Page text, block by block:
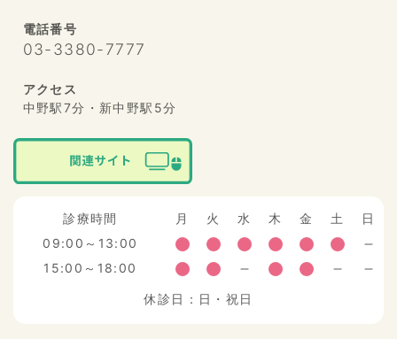
電話番号
03-3380-7777
アクセス
中野駅7分・新中野駅5分
休診日：日・祝日
診療時間 月 火 水 木 金 土
日
09:00～13:00
15:00～18:00